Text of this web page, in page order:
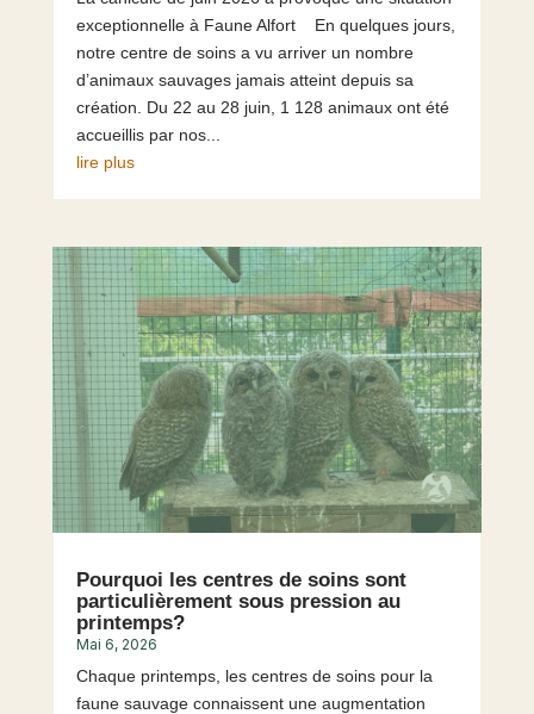
exceptionnelle à Faune Alfort En quelques jours,
notre centre de soins a vu arriver un nombre
d’animaux sauvages jamais atteint depuis sa
création. Du 22 au 28 juin, 1 128 animaux ont été
accueillis par nos...
lire plus
Pourquoi les centres de soins sont
particulièrement sous pression au
printemps?
Mai 6, 2026
Chaque printemps, les centres de soins pour la
faune sauvage connaissent une augmentation